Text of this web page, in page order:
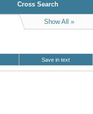
Cross Search
Show All
Save in text